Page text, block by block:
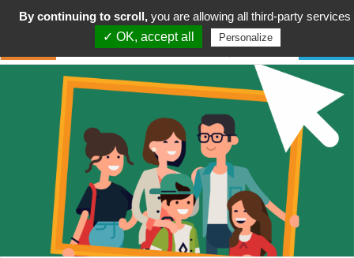
By continuing to scroll, you are allowing all third-party services
✓ OK, accept all
Personalize